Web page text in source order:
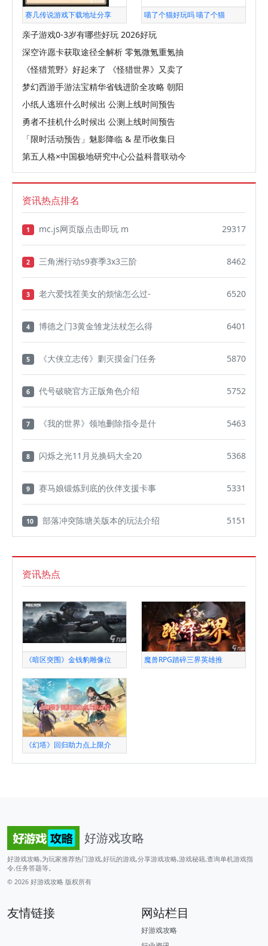
赛几传说游戏下载地址分享 喵了个猫好玩吗 喵了个猫
亲子游戏0-3岁有哪些好玩 2026好玩
深空许愿卡获取途径全解析 零氪微氪重氪抽
《怪猎荒野》好起来了 《怪猎世界》又卖了
梦幻西游手游法宝精华省钱进阶全攻略 朝阳
小纸人逃班什么时候出 公测上线时间预告
勇者不挂机什么时候出 公测上线时间预告
「限时活动预告」魅影降临 & 星币收集日
第五人格×中国极地研究中心公益科普联动今
资讯热点排名
1 mc.js网页版点击即玩 m 29317
2 三角洲行动s9赛季3x3三阶 8462
3 老六爱找茬美女的烦恼怎么过- 6520
4 博德之门3黄金雏龙法杖怎么得 6401
5 《大侠立志传》剿灭摸金门任务 5870
6 代号破晓官方正版角色介绍 5752
7 《我的世界》领地删除指令是什 5463
8 闪烁之光11月兑换码大全20 5368
9 赛马娘锻炼到底的伙伴支援卡事 5331
10 部落冲突陈塘关版本的玩法介绍 5151
资讯热点
《暗区突围》金钱豹雕像位 魔兽RPG踏碎三界英雄推
《幻塔》回归助力点上限介
好游戏攻略
好游戏攻略,为玩家推荐热门游戏,好玩的游戏,分享游戏攻略,游戏秘籍,查询单机游戏指
令,任务答题等。
© 2026 好游戏攻略 版权所有
友情链接 网站栏目
好游戏攻略